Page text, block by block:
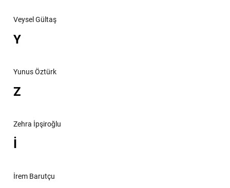
Veysel Gültaş
Y
Yunus Öztürk
Z
Zehra İpşiroğlu
İ
İrem Barutçu